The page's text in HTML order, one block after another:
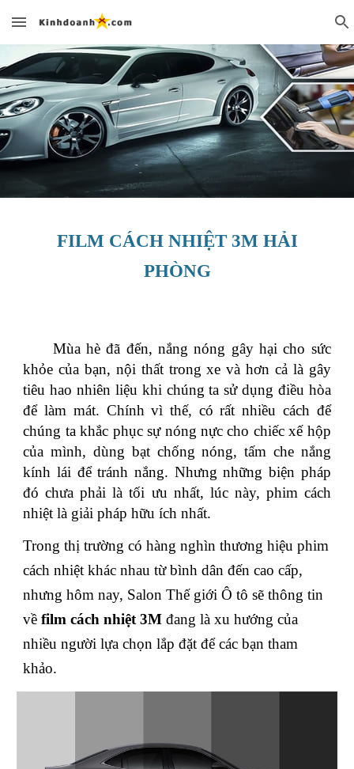
Skip to main content Skip to navigation
FILM CÁCH NHIỆT 3M HẢI
PHÒNG
Mùa hè đã đến, nắng nóng gây hại cho sức
khỏe của bạn, nội thất trong xe và hơn cả là gây
tiêu hao nhiên liệu khi chúng ta sử dụng điều hòa
để làm mát. Chính vì thế, có rất nhiều cách để
chúng ta khắc phục sự nóng nực cho chiếc xế hộp
của mình, dùng bạt chống nóng, tấm che nắng
kính lái để tránh nắng. Nhưng những biện pháp
đó chưa phải là tối ưu nhất, lúc này, phim cách
nhiệt là giải pháp hữu ích nhất.
Trong thị trường có hàng nghìn thương hiệu phim
cách nhiệt khác nhau từ bình dân đến cao cấp,
nhưng hôm nay, Salon Thế giới Ô tô sẽ thông tin
vềfilm cách nhiệt 3M đang là xu hướng của
nhiều người lựa chọn lắp đặt để các bạn tham
khảo.